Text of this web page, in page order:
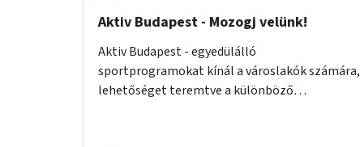
Aktiv Budapest - Mozogj velünk!
Aktiv Budapest - egyedülálló
sportprogramokat kínál a városlakók számára,
lehetőséget teremtve a különböző